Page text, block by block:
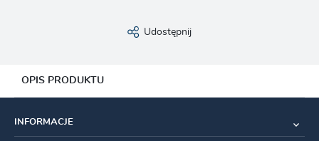
Udostępnij
OPIS PRODUKTU
Specyfikacja:
INFORMACJE